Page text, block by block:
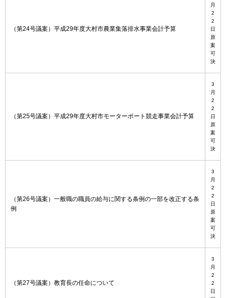
（第24号議案）平成29年度大村市農業集落排水事業会計予算
月
2
2
日
原
案
可
決
（第25号議案）平成29年度大村市モーターボート競走事業会計予算
3
月
2
2
日
原
案
可
決
（第26号議案）一般職の職員の給与に関する条例の一部を改正する条
例
3
月
2
2
日
原
案
可
決
（第27号議案）教育長の任命について
3
月
2
2
日